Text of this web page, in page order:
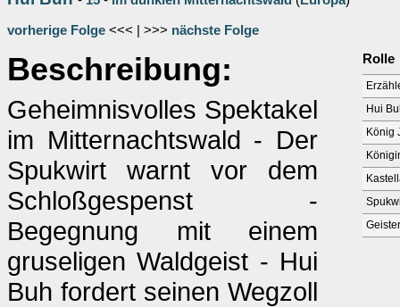
vorherige Folge <<< | >>> nächste Folge
Beschreibung:
Geheimnisvolles Spektakel
im Mitternachtswald - Der
Spukwirt warnt vor dem
Schloßgespenst -
Begegnung mit einem
gruseligen Waldgeist - Hui
Buh fordert seinen Wegzoll
Rolle
Hui
König